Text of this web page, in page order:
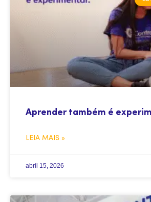
Aprender também é
LEIA MAIS »
abril 15, 2026